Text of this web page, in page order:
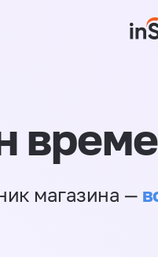
магазина —